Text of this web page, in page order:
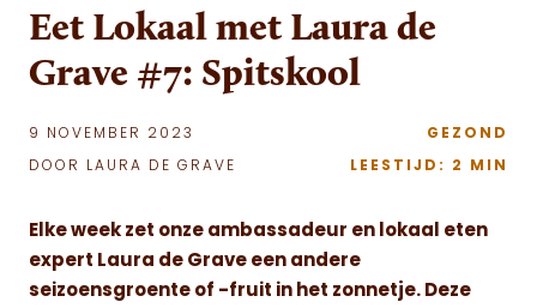
Eet Lokaal met Laura de
Grave #7: Spitskool
9 NOVEMBER 2023
DOOR LAURA DE GRAVE
GEZOND
LEESTIJD: 2 MIN
Elke week zet onze ambassadeur en lokaal eten
expert Laura de Grave een andere
seizoensgroente of -fruit in het zonnetje. Deze